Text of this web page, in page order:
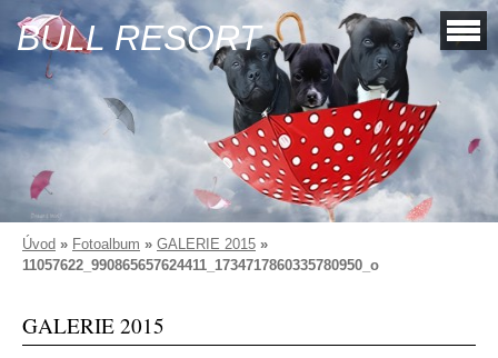
BULL RESORT
Úvod » Fotoalbum » GALERIE 2015 »
11057622_990865657624411_1734717860335780950_o
GALERIE 2015